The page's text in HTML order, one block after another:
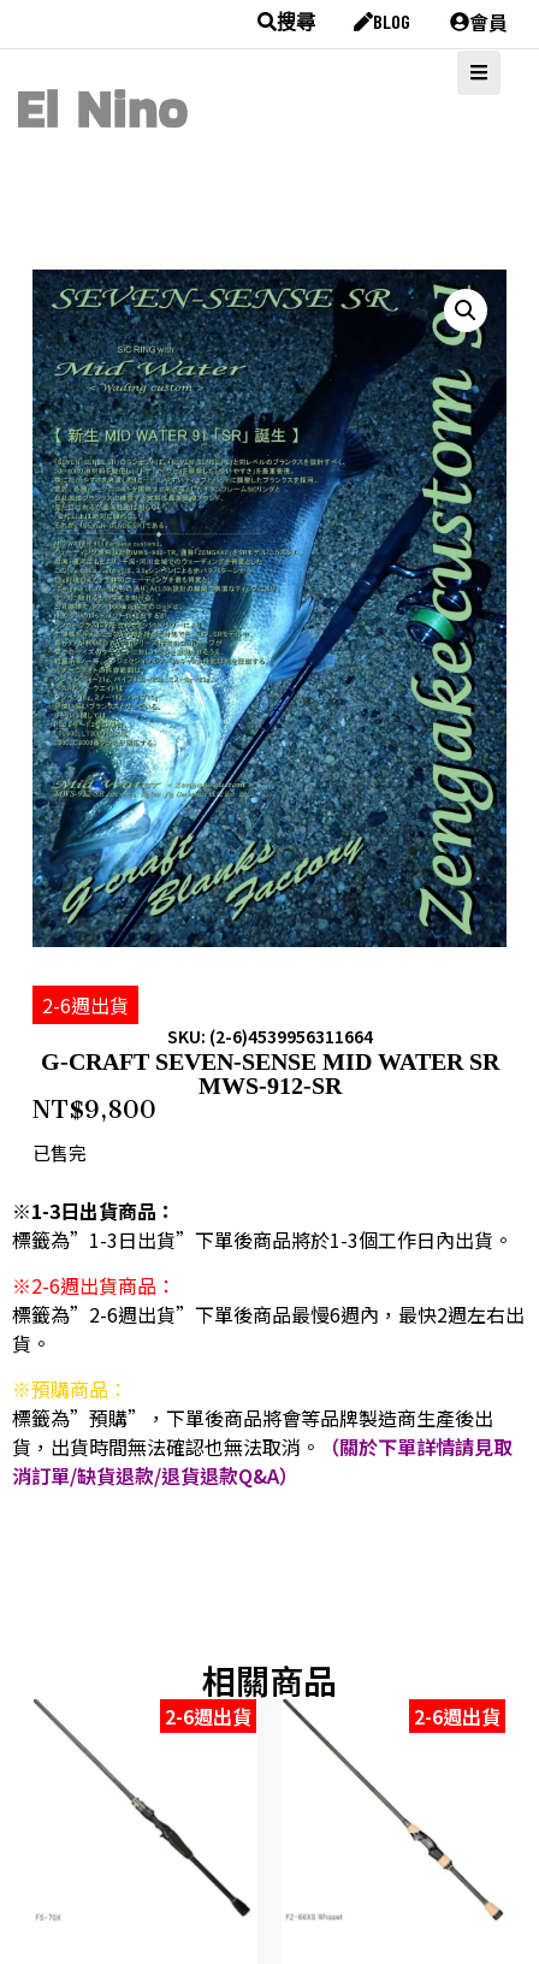
搜尋 BLOG 會員
2-6週出貨
SKU: (2-6)4539956311664
G-CRAFT SEVEN-SENSE MID WATER SR
MWS-912-SR
NT$9,800
已售完
※1-3日出貨商品：
標籤為”1-3日出貨”下單後商品將於1-3個工作日內出貨。
※2-6週出貨商品：
標籤為”2-6週出貨”下單後商品最慢6週內，最快2週左右出
貨。
※預購商品：
標籤為”預購”，下單後商品將會等品牌製造商生產後出
貨，出貨時間無法確認也無法取消。
（關於下單詳情請見取
消訂單/缺貨退款/退貨退款Q&A）
相關商品
2-6週出貨 2-6週出貨